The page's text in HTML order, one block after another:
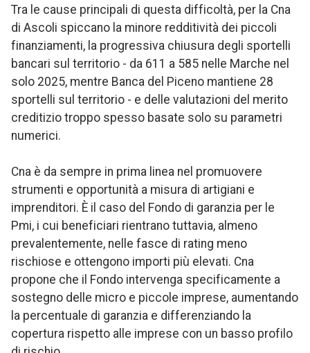
Tra le cause principali di questa difficoltà, per la Cna
di Ascoli spiccano la minore redditività dei piccoli
finanziamenti, la progressiva chiusura degli sportelli
bancari sul territorio - da 611 a 585 nelle Marche nel
solo 2025, mentre Banca del Piceno mantiene 28
sportelli sul territorio - e delle valutazioni del merito
creditizio troppo spesso basate solo su parametri
numerici.
Cna è da sempre in prima linea nel promuovere
strumenti e opportunità a misura di artigiani e
imprenditori. È il caso del Fondo di garanzia per le
Pmi, i cui beneficiari rientrano tuttavia, almeno
prevalentemente, nelle fasce di rating meno
rischiose e ottengono importi più elevati. Cna
propone che il Fondo intervenga specificamente a
sostegno delle micro e piccole imprese, aumentando
la percentuale di garanzia e differenziando la
copertura rispetto alle imprese con un basso profilo